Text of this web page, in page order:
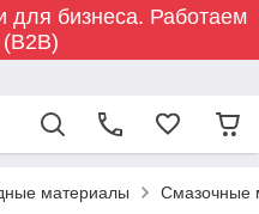
для бизнеса. Работаем
материалы Смазочные